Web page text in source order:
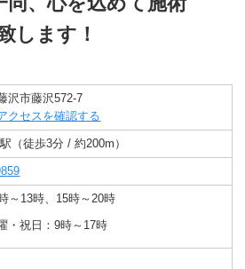
します！
沢市藤沢572-7
クセスを確認する
（徒歩3分 / 約200m）
～13時、15時～20時
・祝日：9時～17時